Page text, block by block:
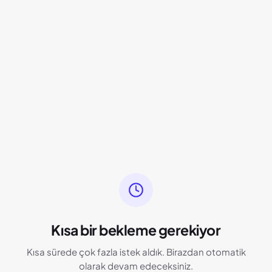
Kısa bir bekleme gerekiyor
Kısa sürede çok fazla istek aldık. Birazdan otomatik
olarak devam edeceksiniz.